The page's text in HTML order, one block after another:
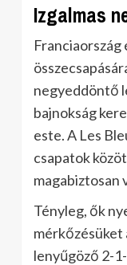
Izgalmas
negyeddöntő
bajnokság
este. A Les
csapatok
magabiztosan
Tényleg, ők
mérkőzésüket
lenyűgöző 2-